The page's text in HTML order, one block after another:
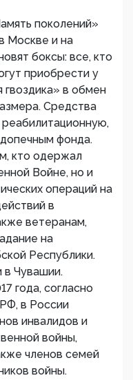
поколений»
Москве и на
боксы: все, кто
приобрести у
гвоздика» в обмен
Средства
реабилитационную,
фонда.
кто одержал
Войне, но и
операций на
в
ветеранам,
на
Республики.
в Чувашии.
года, согласно
в России
инвалидов и
войны,
членов семей
войны.